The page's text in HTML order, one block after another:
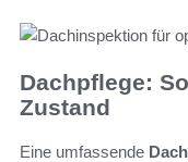
Dachpflege:
Zustand
Eine umfassende